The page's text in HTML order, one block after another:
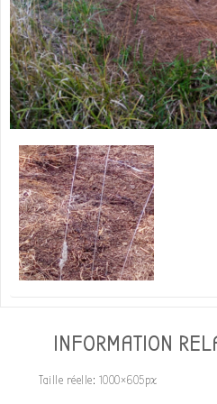
INFORMATION
Taille réelle: 1000×605px